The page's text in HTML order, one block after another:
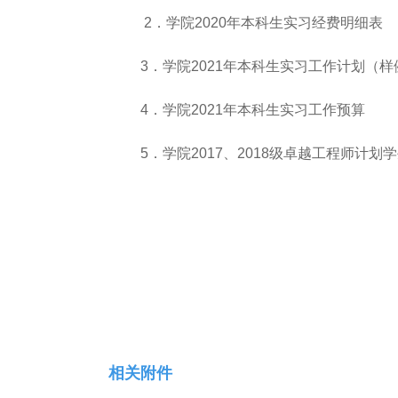
2．学院2020年本科生实习经费明细表
3．学院2021年本科生实习工作计划（样
4．学院2021年本科生实习工作预算
5．学院2017、2018级卓越工程师计划学
相关附件